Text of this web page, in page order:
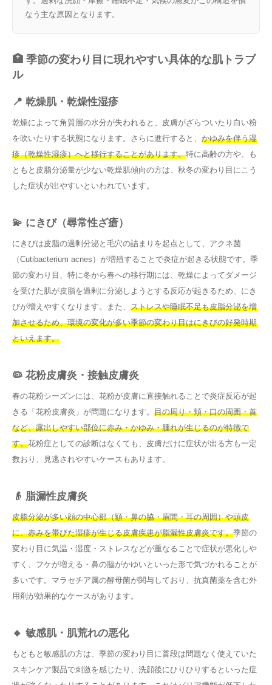
なう主な原因となります。
🏥 季節の変わり目に現れやすい具体的な肌トラブ
ル
📍 乾燥肌・乾燥性湿疹
乾燥によって角質層の水分が失われると、皮膚がざらついたり白い粉
を吹いたりする状態になります。さらに進行すると、 かゆみを伴う湿
疹（乾燥性湿疹）へと移行することがあります。特に高齢の方や、も
ともと皮脂分泌量が少ない乾燥肌傾向の方は、秋冬の変わり目にこう
した症状が出やすいといわれています。
💫 にきび（尋常性ざ瘡）
にきびは皮脂の過剰分泌と毛穴の詰まりを起点として、アクネ菌
（Cutibacterium acnes）が増殖することで炎症が起きる状態です。季
節の変わり目、特に冬から春への移行期には、乾燥によってダメージ
を受けた肌が皮脂を過剰に分泌しようとする反応が起きるため、にき
びが増えやすくなります。また、 ストレスや睡眠不足も皮脂分泌を増
加させるため、環境の変化が多い季節の変わり目はにきびの好発時期
といえます。
🦠 花粉皮膚炎・接触皮膚炎
春の花粉シーズンには、花粉が皮膚に直接触れることで炎症反応が起
きる「花粉皮膚炎」が問題になります。 目の周り・頬・口の周囲・首
など、露出しやすい部位に赤み・かゆみ・腫れが生じるのが特徴で
す。花粉症としての診断はなくても、皮膚だけに症状が出る方も一定
数おり、見逃されやすいケースもあります。
👴 脂漏性皮膚炎
皮脂分泌が多い顔の中心部（額・鼻の脇・眉間・耳の周囲）や頭皮
に、赤みを帯びた湿疹が生じる皮膚疾患が脂漏性皮膚炎です。季節の
変わり目に気温・湿度・ストレスなどが重なることで症状が悪化しや
すく、フケが増える・鼻の脇がかゆいといった形で気づかれることが
多いです。マラセチア属の酵母菌が関与しており、抗真菌薬を含む外
用剤が効果的なケースがあります。
🔸 敏感肌・肌荒れの悪化
もともと敏感肌の方は、季節の変わり目に普段は問題なく使えていた
スキンケア製品で刺激を感じたり、洗顔後にひりひりするといった症